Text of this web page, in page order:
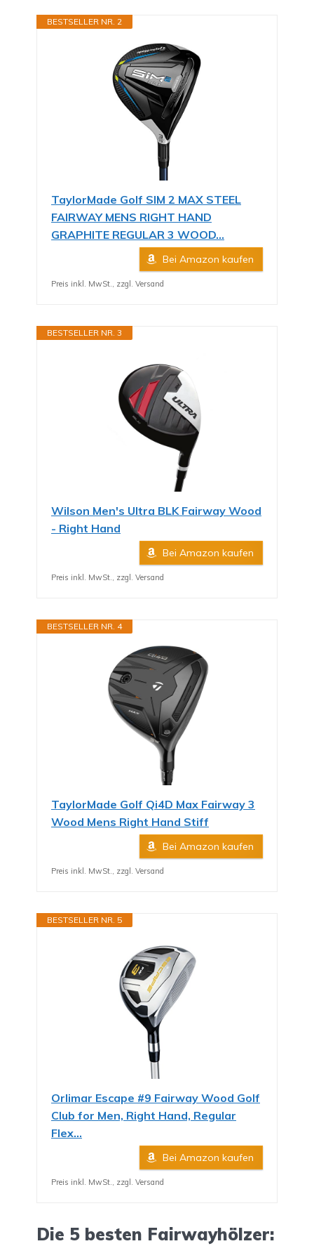
BESTSELLER NR. 2
TaylorMade Golf SIM 2 MAX STEEL
FAIRWAY MENS RIGHT HAND
GRAPHITE REGULAR 3 WOOD...
Bei Amazon kaufen
Preis inkl. MwSt., zzgl. Versand
BESTSELLER NR. 3
Wilson Men's Ultra BLK Fairway Wood
- Right Hand
Bei Amazon kaufen
Preis inkl. MwSt., zzgl. Versand
BESTSELLER NR. 4
TaylorMade Golf Qi4D Max Fairway 3
Wood Mens Right Hand Stiff
Bei Amazon kaufen
Preis inkl. MwSt., zzgl. Versand
BESTSELLER NR. 5
Orlimar Escape #9 Fairway Wood Golf
Club for Men, Right Hand, Regular
Flex...
Bei Amazon kaufen
Preis inkl. MwSt., zzgl. Versand
Die 5 besten Fairwayhölzer: